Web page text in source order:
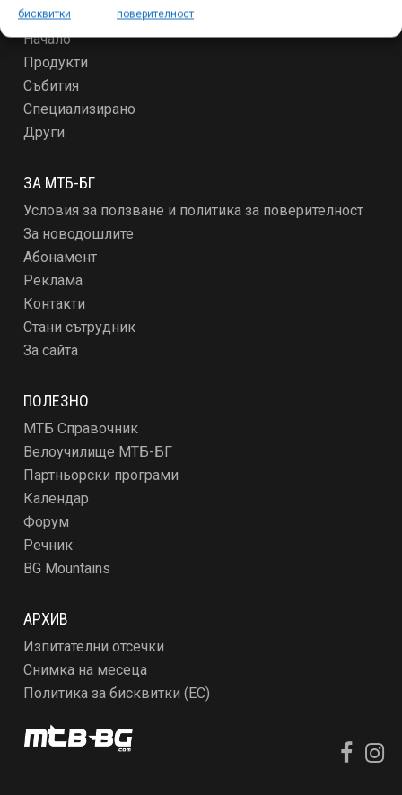
бисквитки
поверителност
СЕКЦИИ
Начало
Продукти
Събития
Специализирано
Други
ЗА МТБ-БГ
Условия за ползване и политика за поверителност
За новодошлите
Абонамент
Реклама
Контакти
Стани сътрудник
За сайта
ПОЛЕЗНО
МТБ Справочник
Велоучилище МТБ-БГ
Партньорски програми
Календар
Форум
Речник
BG Mountains
АРХИВ
Изпитателни отсечки
Снимка на месеца
Политика за бисквитки (ЕС)